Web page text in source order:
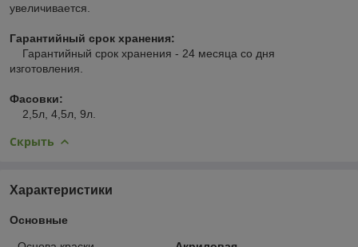
увеличивается.
Гарантийный срок хранения:
Гарантийный срок хранения - 24 месяца со дня
изготовления.
Фасовки:
2,5л, 4,5л, 9л.
Скрыть
Характеристики
Основные